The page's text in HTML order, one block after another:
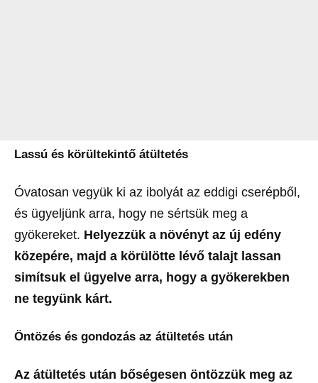
Lassú és körültekintő átültetés
Óvatosan vegyük ki az ibolyát az eddigi cserépből,
és ügyeljünk arra, hogy ne sértsük meg a
gyökereket. Helyezzük a növényt az új edény
közepére, majd a körülötte lévő talajt lassan
simítsuk el ügyelve arra, hogy a gyökerekben
ne tegyünk kárt.
Öntözés és gondozás az átültetés után
Az átültetés után bőségesen öntözzük meg az